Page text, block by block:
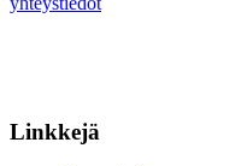
Linkkejä